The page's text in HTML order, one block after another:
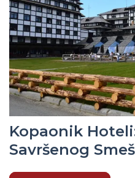
Kopaonik
Savršenog